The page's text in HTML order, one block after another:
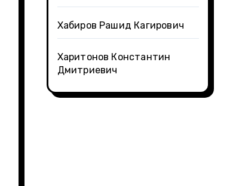
Хабиров Рашид Кагирович
Харитонов Константин
Дмитриевич